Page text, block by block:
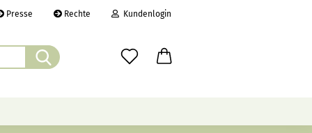
Presse Rechte Kundenlogin
Suche...